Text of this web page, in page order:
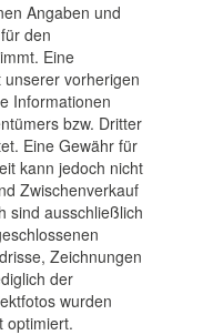
Angaben und
den
Eine
vorherigen
Informationen
bzw. Dritter
Eine Gewähr für
kann jedoch nicht
Zwischenverkauf
sind ausschließlich
Zeichnungen
der
wurden
optimiert.